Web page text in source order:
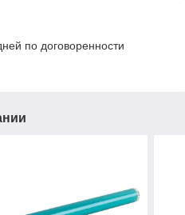
по договоренности